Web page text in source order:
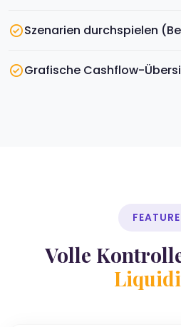
Szenarien durchspielen
Grafische Cashflow-
Volle